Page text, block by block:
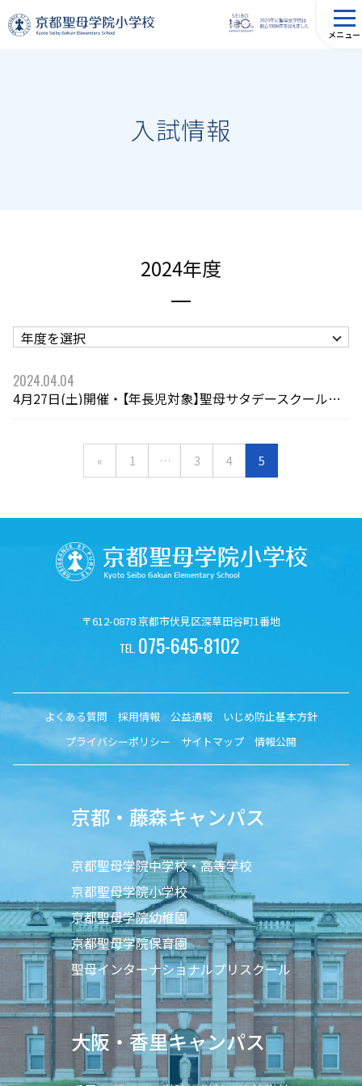
メニュー
入試情報
2024年度
2024.04.04
4月27日(土)開催・【年長児対象】聖母サタデースクールのご案内
« 1 … 3 4 5
〒612-0878 京都市伏見区深草田谷町1番地
TEL. 075-645-8102
よくある質問 採用情報 公益通報
いじめ防止基本方針
プライバシーポリシー
サイトマップ 情報公開
京都・藤森キャンパス
京都聖母学院中学校・高等学校
京都聖母学院小学校
京都聖母学院幼稚園
京都聖母学院保育園
聖母インターナショナルプリスクール
大阪・香里キャンパス